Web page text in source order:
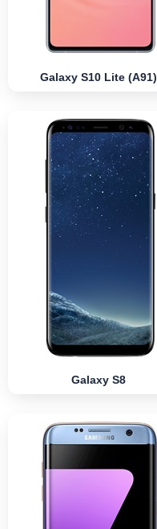
Galaxy S10 Lite (A91)
Galaxy S8